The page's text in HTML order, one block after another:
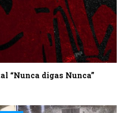
“Nunca digas Nunca”